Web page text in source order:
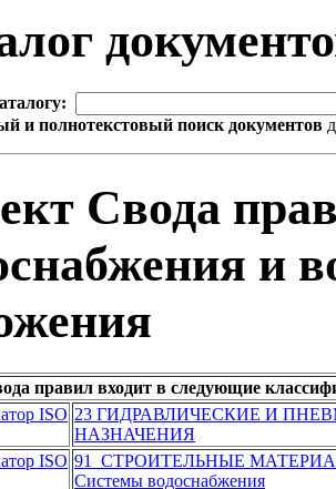
и полнотекстовый поиск документов
Свода
и
правил входит в следующие
ISO 23 ГИДРАВЛИЧЕСКИЕ И
НАЗНАЧЕНИЯ
ISO 91 СТРОИТЕЛЬНЫЕ
Системы водоснабжения